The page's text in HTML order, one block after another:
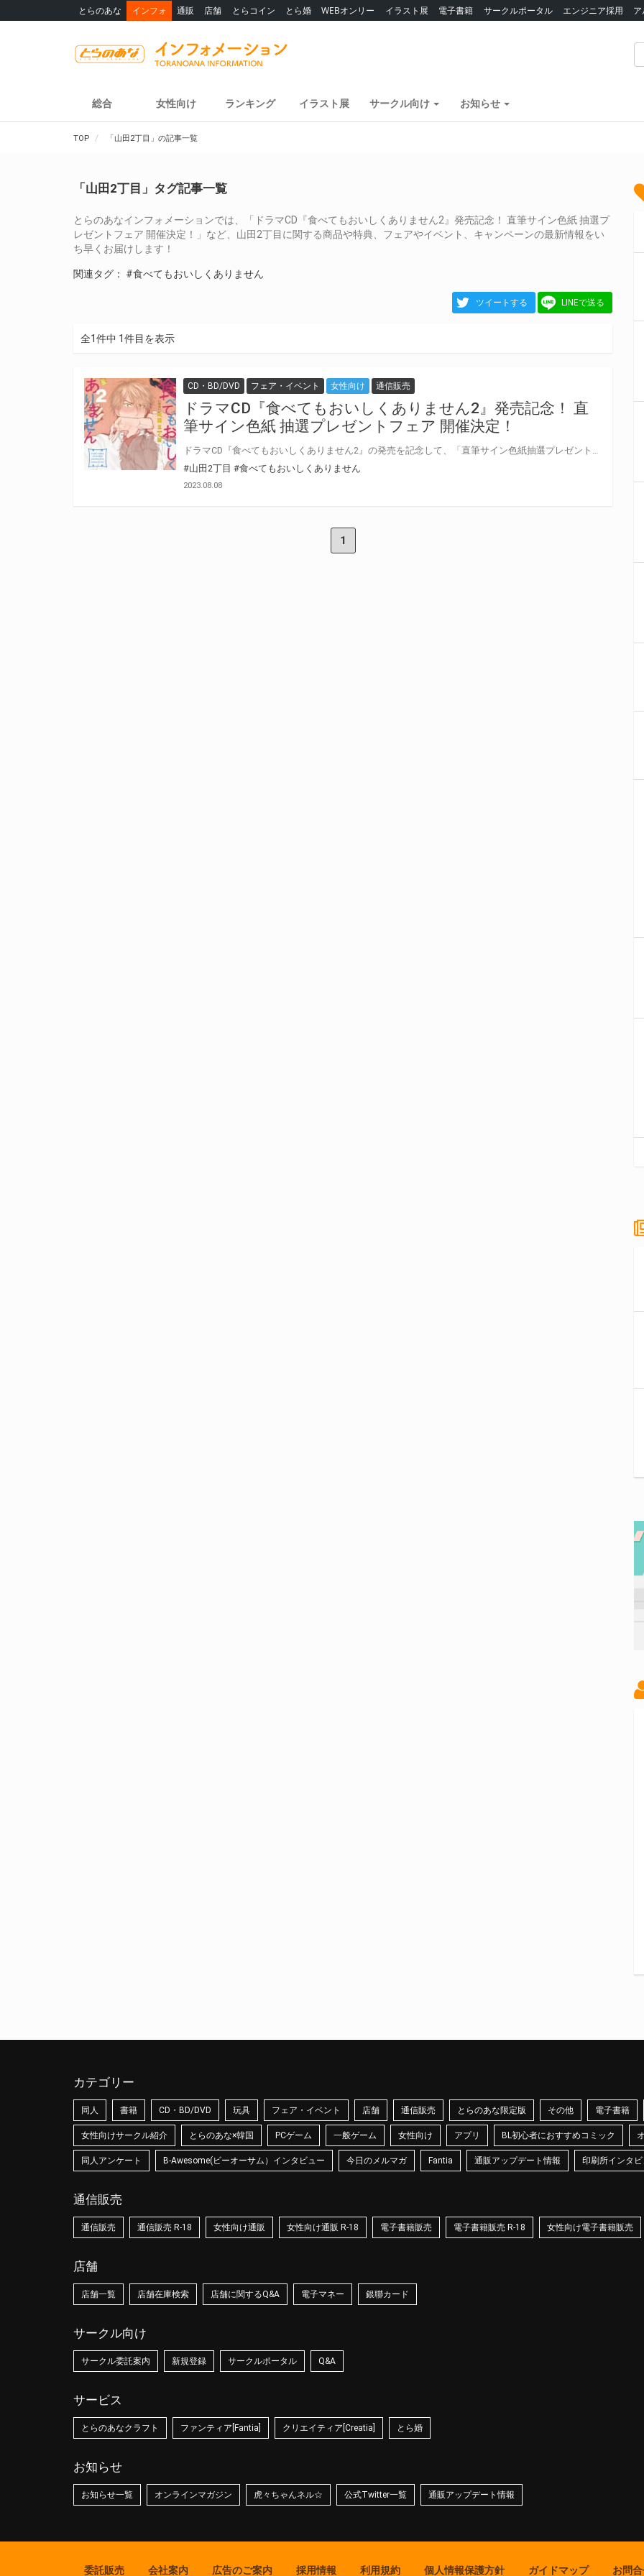
とらのあな インフォ 通販 店舗 とらコイン とら婚 WEBオンリー イラスト展 電子書籍 サークルポータル エンジニア採用
総合 女性向け ランキング イラスト展 サークル向け お知らせ
TOP 「山田2丁目」の記事一覧
「山田2丁目」タグ記事一覧
とらのあなインフォメーションでは、「ドラマCD『食べてもおいしくありません2』発売記念！ 直筆サイン色紙 抽選プ
レゼントフェア 開催決定！」など、山田2丁目に関する商品や特典、フェアやイベント、キャンペーンの最新情報をい
ち早くお届けします！
関連タグ： #食べてもおいしくありません
ツイートする LINEで送る
全1件中 1件目を表示
CD・BD/DVD フェア・イベント 女性向け 通信販売
ドラマCD『食べてもおいしくありません2』発売記念！ 直
筆サイン色紙 抽選プレゼントフェア 開催決定！
#山田2丁目 #食べてもおいしくありません
2023.08.08
1
カテゴリー
同人 書籍 CD・BD/DVD 玩具 フェア・イベント 店舗 通信販売 とらのあな限定版 その他 電子書籍
女性向けサークル紹介 とらのあな×韓国 PCゲーム 一般ゲーム 女性向け アプリ BL初心者におすすめコミック
同人アンケート B-Awesome(ビーオーサム）インタビュー 今日のメルマガ Fantia 通販アップデート情報 印刷所インタ
通信販売
通信販売 通信販売 R-18 女性向け通販 女性向け通販 R-18 電子書籍販売 電子書籍販売 R-18 女性向け電子書籍販売
店舗
店舗一覧 店舗在庫検索 店舗に関するQ&A 電子マネー 銀聯カード
サークル向け
サークル委託案内 新規登録 サークルポータル Q&A
サービス
とらのあなクラフト ファンティア[Fantia] クリエイティア[Creatia] とら婚
お知らせ
お知らせ一覧 オンラインマガジン 虎々ちゃんネル☆ 公式Twitter一覧 通販アップデート情報
委託販売 会社案内 広告のご案内 採用情報 利用規約 個人情報保護方針 ガイドマップ お問